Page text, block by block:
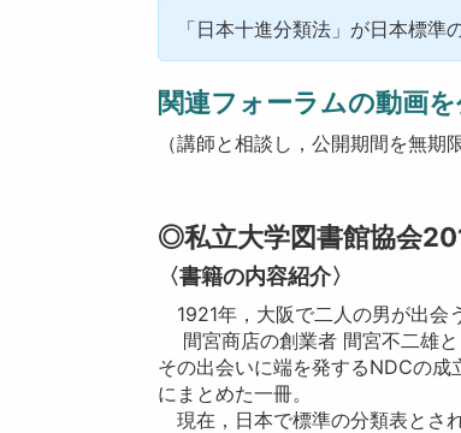
「日本十進分類法」が日本標準
関連フォーラムの動画を
（講師と相談し，公開期間を無期
◎私立大学図書館協会
〈書籍の内容紹介〉
1921年，大阪で二人の男が出会
間宮商店の創業者 間宮不二雄と
その出会いに端を発するNDCの
にまとめた一冊。
現在，日本で標準の分類表とさ